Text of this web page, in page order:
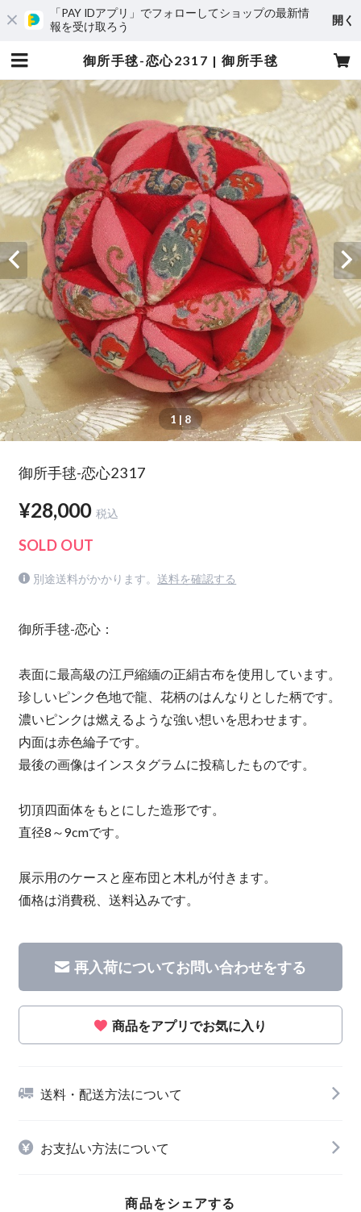
「PAY IDアプリ」でフォローしてショップの最新情
報を受け取ろう
開く
御所手毬-恋心2317 | 御所手毬
1 | 8
御所手毬-恋心2317
¥28,000 税込
SOLD OUT
別途送料がかかります。 送料を確認する
御所手毬-恋心：
表面に最高級の江戸縮緬の正絹古布を使用しています。
珍しいピンク色地で龍、花柄のはんなりとした柄です。
濃いピンクは燃えるような強い想いを思わせます。
内面は赤色綸子です。
最後の画像はインスタグラムに投稿したものです。
切頂四面体をもとにした造形です。
直径8～9cmです。
展示用のケースと座布団と木札が付きます。
価格は消費税、送料込みです。
再入荷についてお問い合わせをする
商品をアプリでお気に入り
送料・配送方法について
お支払い方法について
商品をシェアする